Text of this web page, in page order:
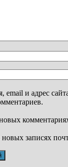
и адрес
записях